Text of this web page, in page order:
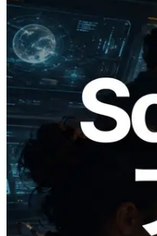
2026.05.24
Validators
ナライザーを公
ク生成時間と